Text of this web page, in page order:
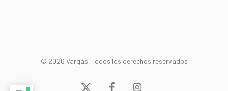
© 2026 Vargas. Todos los derechos reservados
x- facebookinstagram